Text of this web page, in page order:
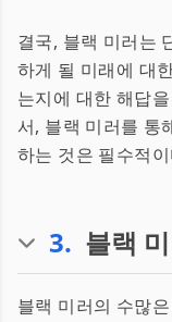
결국, 블랙 미러는
하게 될 미래에 대
는지에 대한 해답
서, 블랙 미러를 통
하는 것은 필수적
3. 블랙
블랙 미러의 수많